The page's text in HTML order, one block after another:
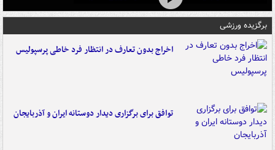
برگزیده ورزشی
اخراج بدون تعارف در انتظار فرد خاطی پرسپولیس
توافق برای برگزاری دیدار دوستانه ایران و آذربایجان